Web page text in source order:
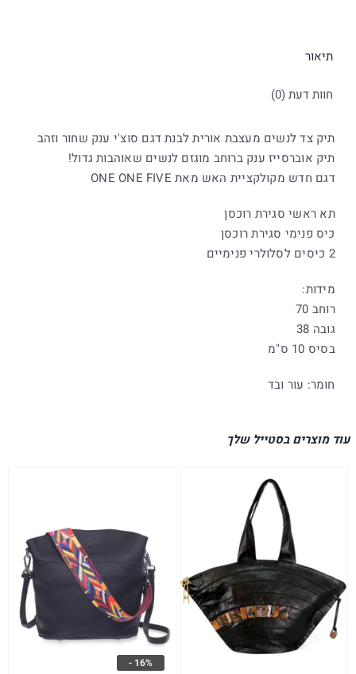
תיאור
חוות דעת (0)
תיק צד לנשים מעצבת אורית לבנת דגם סוצ'י ענק שחור וזהב
תיק אוברסייז ענק ברוחב מוגזם לנשים שאוהבות גדול!
דגם חדש מקולקציית האש מאת ONE ONE FIVE
תא ראשי סגירת רוכסן
כיס פנימי סגירת רוכסן
2 כיסים לסלולרי פנימיים
מידות:
רוחב 70
גובה 38
בסיס 10 ס"מ
חומר: עור ובד
עוד מוצרים בסטייל שלך
16% -